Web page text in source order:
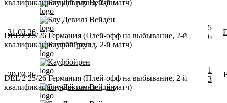
Блу Девилз Вейден
квалификационный раунд, 3-й матч)
31.03.26
Блу Девилз Вейден
Кауфбойрен
5
6
DEL 2 25/26 Германия (Плей-офф на выбывание, 2-й
квалификационный раунд, 2-й матч)
29.03.26
Кауфбойрен
Блу Девилз Вейден
1
3
DEL 2 25/26 Германия (Плей-офф на выбывание, 2-й
квалификационный раунд, 1-й матч)